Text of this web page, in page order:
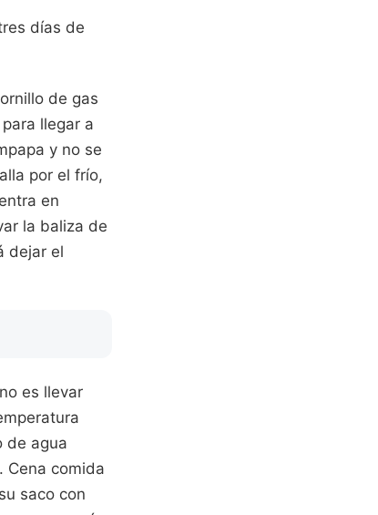
días de
de gas
llegar a
y no se
por el frío,
en
la baliza de
dejar el
es llevar
de agua
Cena comida
saco con